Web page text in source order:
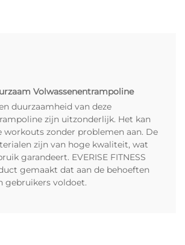
Volwassenentrampoline
duurzaamheid van deze
zijn uitzonderlijk. Het kan
zonder problemen aan. De
zijn van hoge kwaliteit, wat
garandeert. EVERISE FITNESS
gemaakt dat aan de behoeften
gebruikers voldoet.